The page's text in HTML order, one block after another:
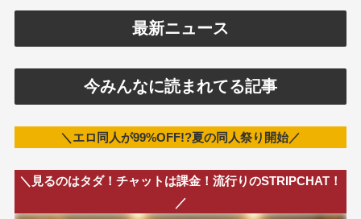
最新ニュース
今みんなに読まれてる記事
＼エロ同人が99%OFF!?夏の同人祭り開始／
＼見るのはタダ！チャットは課金！流行りのSTRIPCHAT！
／